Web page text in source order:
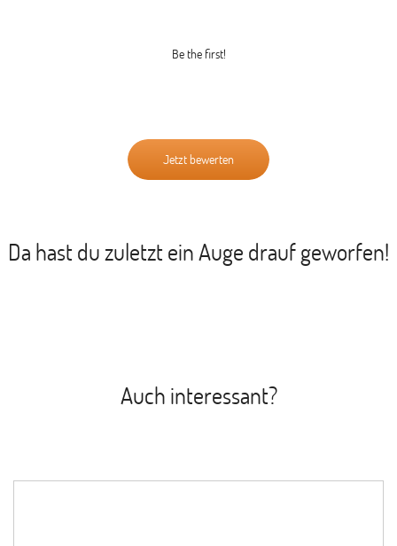
Be the first!
Jetzt bewerten
Da hast du zuletzt ein Auge drauf geworfen!
Auch interessant?